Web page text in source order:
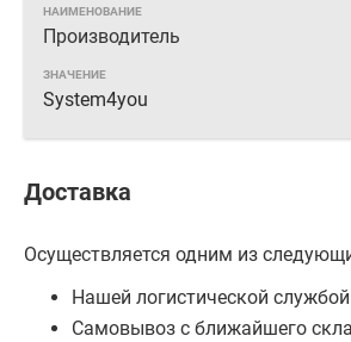
Производитель
System4you
Доставка
Осуществляется одним из
Нашей логистической
Самовывоз с ближайшего